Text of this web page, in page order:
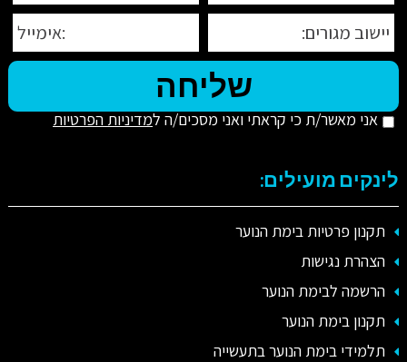
אני מאשר/ת כי קראתי ואני מסכים/ה למדיניות הפרטיות
לינקים מועילים:
תקנון פרטיות בימת הנוער
הצהרת נגישות
הרשמה לבימת הנוער
תקנון בימת הנוער
תלמידי בימת הנוער בתעשייה